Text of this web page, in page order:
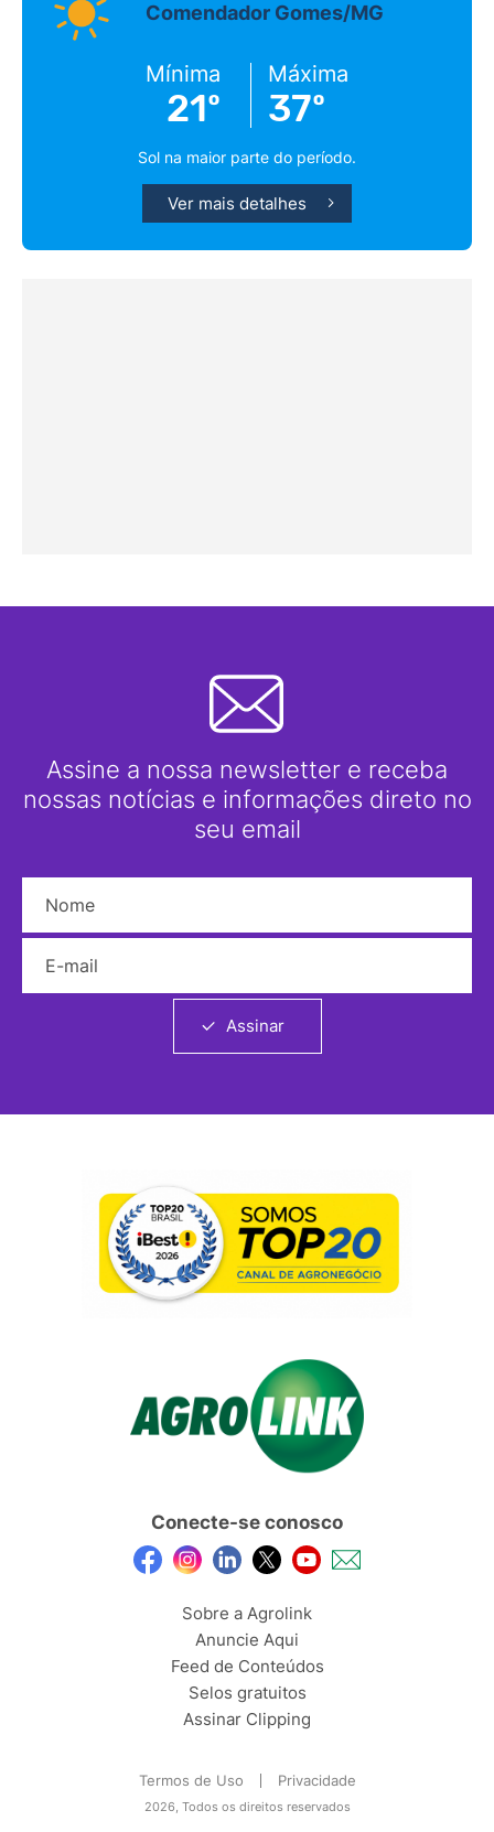
Comendador Gomes/MG
Mínima
21º
Máxima
37º
Sol na maior parte do período.
Ver mais detalhes
Assine a nossa newsletter e receba
nossas notícias e informações direto no
seu email
Assinar
Conecte-se conosco
Sobre a Agrolink
Anuncie Aqui
Feed de Conteúdos
Selos gratuitos
Assinar Clipping
Termos de Uso Privacidade
2026, Todos os direitos reservados